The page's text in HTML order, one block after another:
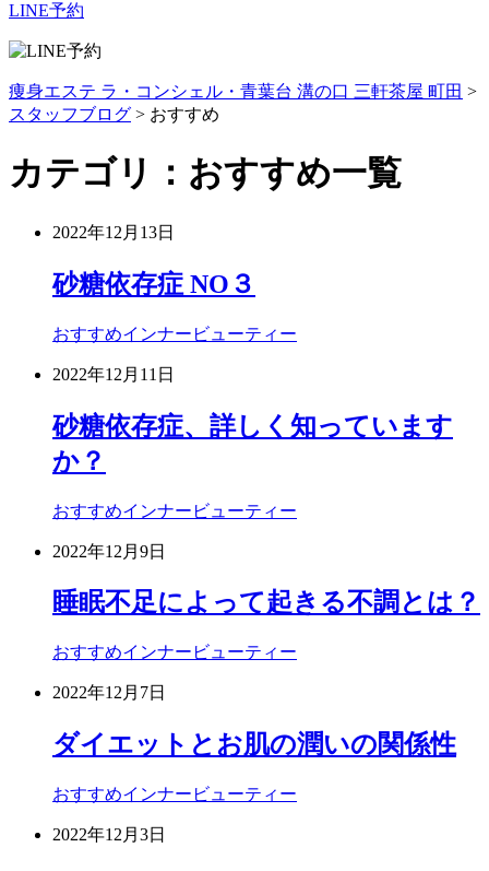
LINE予約
痩身エステ ラ・コンシェル・青葉台 溝の口 三軒茶屋 町田 >
スタッフブログ > おすすめ
カテゴリ：おすすめ一覧
2022年12月13日
砂糖依存症 NO３
おすすめインナービューティー
2022年12月11日
砂糖依存症、詳しく知っています
か？
おすすめインナービューティー
2022年12月9日
睡眠不足によって起きる不調とは？
おすすめインナービューティー
2022年12月7日
ダイエットとお肌の潤いの関係性
おすすめインナービューティー
2022年12月3日